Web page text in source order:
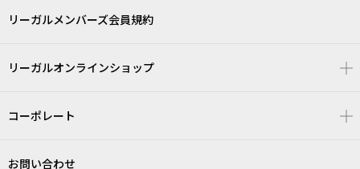
リーガルメンバーズ会員規約
リーガルオンラインショップ
コーポレート
お問い合わせ